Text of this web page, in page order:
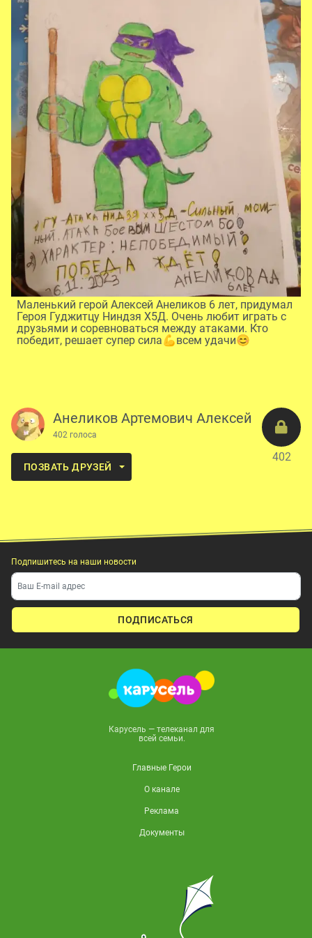
Маленький герой Алексей Анеликов 6 лет, придумал
Героя Гуджитцу Ниндзя X5Д. Очень любит играть с
друзьями и соревноваться между атаками. Кто
победит, решает супер сила💪всем удачи😊
402
Анеликов Артемович Алексей
402 голоса
ПОЗВАТЬ ДРУЗЕЙ
Подпишитесь на наши новости
ПОДПИСАТЬСЯ
Карусель — телеканал для
всей семьи.
Главные Герои
О канале
Реклама
Документы